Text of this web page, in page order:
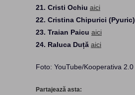
21. Cristi Ochiu aici
22. Cristina Chipurici (Pyuric)
23. Traian Paicu aici
24. Raluca Duță aici
Foto: YouTube/Kooperativa 2.0
Partajează asta: